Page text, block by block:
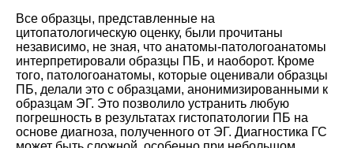
Все образцы, представленные на
цитопатологическую оценку, были прочитаны
независимо, не зная, что анатомы-патологоанатомы
интерпретировали образцы ПБ, и наоборот. Кроме
того, патологоанатомы, которые оценивали образцы
ПБ, делали это с образцами, анонимизированными к
образцам ЭГ. Это позволило устранить любую
погрешность в результатах гистопатологии ПБ на
основе диагноза, полученного от ЭГ. Диагностика ГС